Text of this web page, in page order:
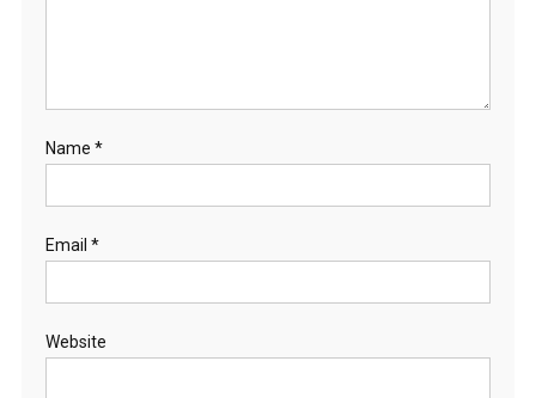
Name *
Email *
Website